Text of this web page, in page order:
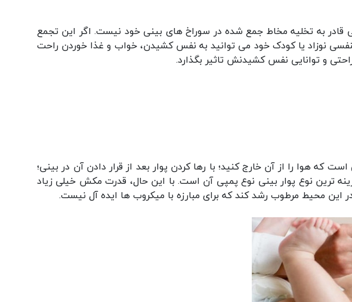
به تخلیه مخاط جمع شده در سوراخ های بینی خود نیست. اگر این تجمع
نوزاد یا کودک خود می توانید به نفس کشیدن، خواب و غذا خوردن راحت
و توانایی نفس کشیدنش تاثیر بگذارد.
که هوا را از آن خارج کنید؛ با رها کردن پوار بعد از قرار دادن آن در بینی؛
ترین نوع پوار بینی نوع پمپی آن است. با این حال، قدرت مکش خیلی زیاد
محیط مرطوب رشد کند که برای مبارزه با میکروب ها ایده آل نیست.